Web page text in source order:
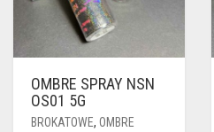
OMBRE SPRAY NSN
OS01 5G
BROKATOWE, OMBRE